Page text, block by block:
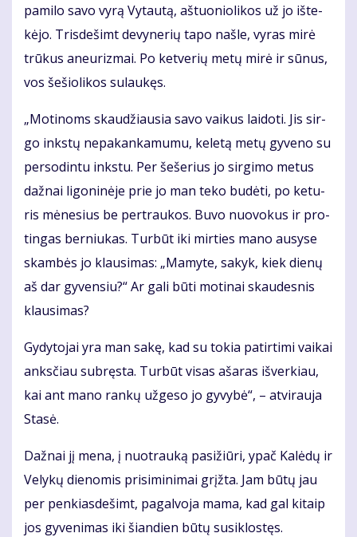
pa­mi­lo sa­vo vy­rą Vy­tau­tą, aš­tuo­nio­li­kos už jo iš­te­
kė­jo. Tris­de­šimt de­vy­ne­rių ta­po naš­le, vy­ras mi­rė
trū­kus aneu­riz­mai. Po ket­ve­rių me­tų mi­rė ir sū­nus,
vos še­šio­li­kos su­lau­kęs.
„Mo­ti­noms skau­džiau­sia sa­vo vai­kus lai­do­ti. Jis sir­
go inks­tų ne­pa­kan­ka­mu­mu, ke­le­tą me­tų gy­ve­no su
per­so­din­tu inks­tu. Per še­še­rius jo sir­gi­mo me­tus
daž­nai li­go­ni­nė­je prie jo man te­ko bu­dė­ti, po ke­tu­
ris mė­ne­sius be per­trau­kos. Bu­vo nuo­vo­kus ir pro­
tin­gas ber­niu­kas. Tur­būt iki mir­ties ma­no au­sy­se
skam­bės jo klau­si­mas: „Ma­my­te, sa­kyk, kiek die­nų
aš dar gy­ven­siu?“ Ar ga­li bū­ti mo­ti­nai skau­des­nis
klau­si­mas?
Gy­dy­to­jai yra man sa­kę, kad su to­kia pa­tir­ti­mi vai­kai
anks­čiau su­bręs­ta. Tur­būt vi­sas aša­ras iš­ver­kiau,
kai ant ma­no ran­kų už­ge­so jo gy­vy­bė“, – at­vi­rau­ja
Sta­sė.
Daž­nai jį me­na, į nuo­trau­ką pa­si­žiū­ri, ypač Ka­lė­dų ir
Ve­ly­kų die­no­mis pri­si­mi­ni­mai grįž­ta. Jam bū­tų jau
per pen­kias­de­šimt, pa­gal­vo­ja ma­ma, kad gal ki­taip
jos gy­ve­ni­mas iki šian­dien bū­tų su­si­klos­tęs.